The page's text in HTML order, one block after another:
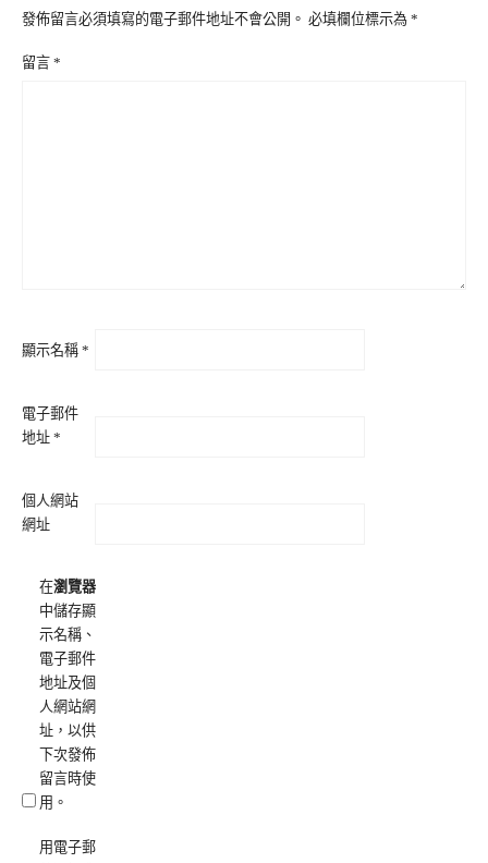
發佈留言必須填寫的電子郵件地址不會公開。 必填欄位標示為 *
留言 *
顯示名稱 *
電子郵件
地址 *
個人網站
網址
在瀏覽器
中儲存顯
示名稱、
電子郵件
地址及個
人網站網
址，以供
下次發佈
留言時使
用。
用電子郵